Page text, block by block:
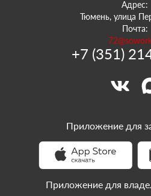
Адрес:
Тюмень, улица
Почта:
+7 (351)
Приложение для
Приложение для